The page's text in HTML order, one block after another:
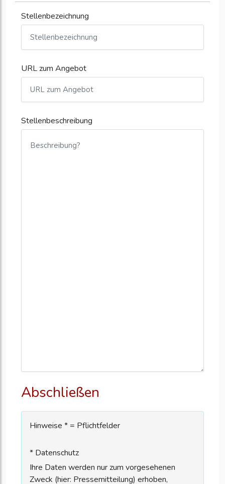
Stellenbezeichnung
URL zum Angebot
Stellenbeschreibung
Abschließen
Hinweise * = Pflichtfelder
* Datenschutz
Ihre Daten werden nur zum vorgesehenen
Zweck (hier: Pressemitteilung) erhoben,